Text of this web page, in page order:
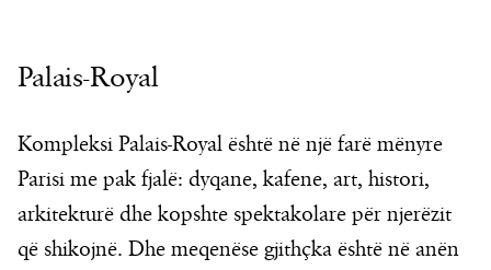
Palais-Royal
Kompleksi Palais-Royal është në një farë mënyre
Parisi me pak fjalë: dyqane, kafene, art, histori,
arkitekturë dhe kopshte spektakolare për njerëzit
që shikojnë. Dhe meqenëse gjithçka është në anën